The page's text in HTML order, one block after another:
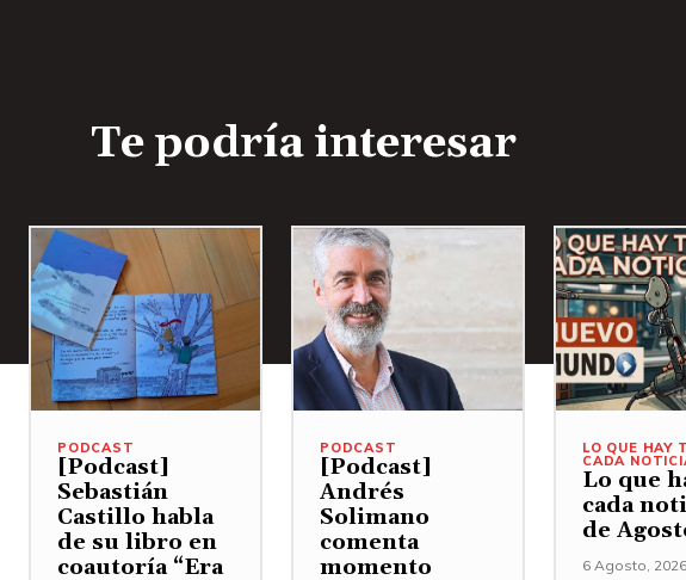
Te podría interesar
PODCAST
[Podcast]
Sebastián
Castillo habla
de su libro en
coautoría “Era
PODCAST
[Podcast]
Andrés
Solimano
comenta
momento
LO QUE HAY
CADA
Lo que
cada
de
6 Agosto, 2026